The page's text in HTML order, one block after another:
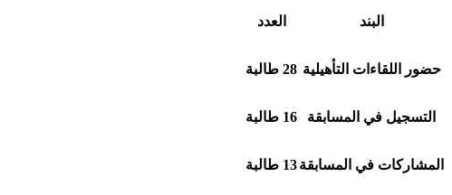
البند العدد
حضور اللقاءات التأهيلية 28 طالبة
التسجيل في المسابقة 16 طالبة
المشاركات في المسابقة13 طالبة